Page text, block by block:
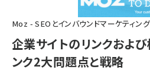
seo (3532)
ai (2814)
youtube (2441)
Moz - SEOとインバウンドマーケティン
企業サイトのリンクおよび
ンク2大問題点と戦略